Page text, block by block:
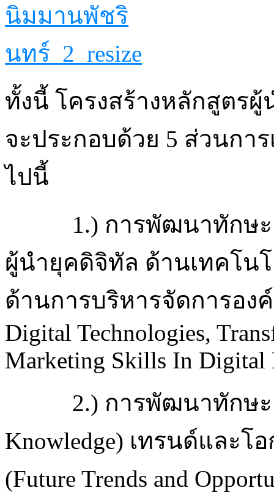
ทั้งนี้ โครงสร้างหลักสูตรผู้
จะประกอบด้วย 5 ส่วนกา
ไปนี้
1.) การพัฒนาทักษ
ผู้นำยุคดิจิทัล ด้านเทคโน
ด้านการบริหารจัดการอง
Digital Technologies,
Marketing Skills In Digital
2.) การพัฒนาทักษะ
Knowledge) เทรนด์และ
(Future Trends and